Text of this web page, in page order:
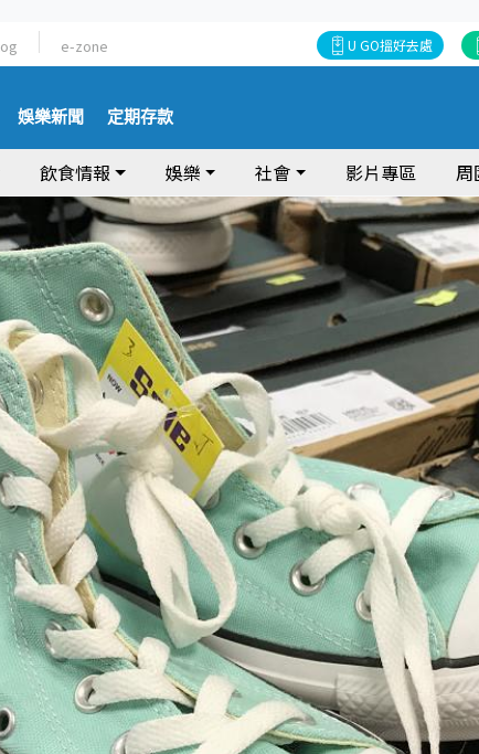
e-zone U GO搵好去處
娛樂新聞 定期存款
飲食情報 娛樂 社會 影片專區 周